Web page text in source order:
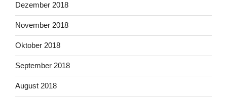
Dezember 2018
November 2018
Oktober 2018
September 2018
August 2018